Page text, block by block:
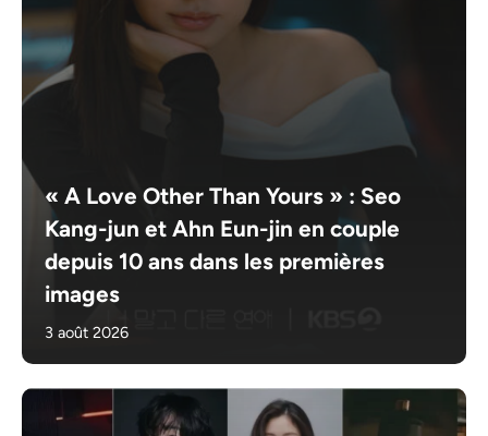
« A Love Other Than Yours » : Seo
Kang-jun et Ahn Eun-jin en couple
depuis 10 ans dans les premières
images
3 août 2026